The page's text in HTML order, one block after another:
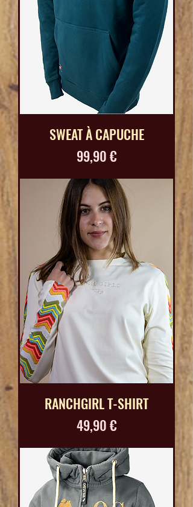
SWEAT À CAPUCHE
Prix
99,90 €
RANCHGIRL T-SHIRT
Prix
49,90 €